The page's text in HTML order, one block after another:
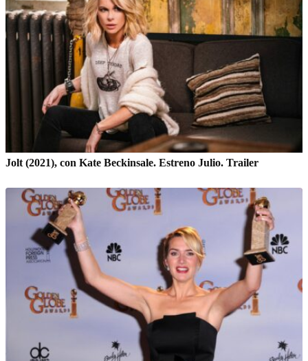
Jolt (2021), con Kate Beckinsale. Estreno Julio. Trailer